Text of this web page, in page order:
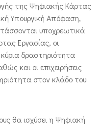
της Ψηφιακής Κάρτας
Υπουργική Απόφαση,
υποχρεωτικά
Εργασίας, οι
δραστηριότητα
και οι επιχειρήσεις
στον κλάδο του
θα ισχύσει η Ψηφιακή